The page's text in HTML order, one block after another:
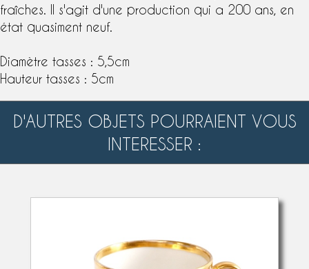
fraîches. Il s'agit d'une production qui a 200 ans, en
état quasiment neuf.
Diamètre tasses : 5,5cm
Hauteur tasses : 5cm
D'AUTRES OBJETS POURRAIENT VOUS
INTERESSER :